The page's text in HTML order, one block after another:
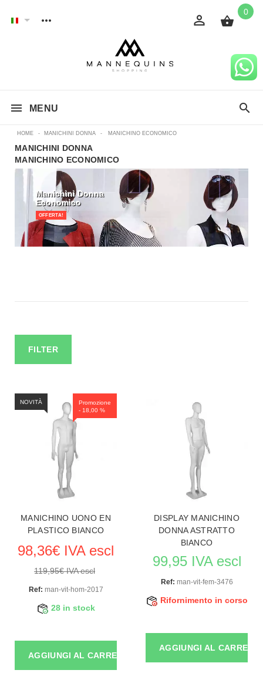
0
MENU
HOME - MANICHINI DONNA - MANICHINO ECONOMICO
MANICHINI DONNA
MANICHINO ECONOMICO
Manichini Donna
Economico
OFFERTA!
FILTER
Promozione
- 18,00 %
NOVITÀ
MANICHINO UONO EN
PLASTICO BIANCO
98,36€ IVA escl
119,95€ IVA escl
Ref: man-vit-hom-2017
28 in stock
AGGIUNGI AL CARRELLO
DISPLAY MANICHINO
DONNA ASTRATTO
BIANCO
99,95 IVA escl
Ref: man-vit-fem-3476
Rifornimento in corso
AGGIUNGI AL